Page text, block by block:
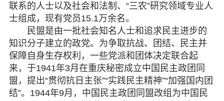
联系的人士以及社会和法制、“三农”研究领域专业人
士组成，现有党员15.1万余名。
民盟是由一批社会知名人士和追求民主进步的
知识分子建立的政党。为争取抗战、团结、民主并
保障自身生存权利，一些党派和团体决定联合起
来，于1941年3月在重庆秘密成立中国民主政团同
盟，提出“贯彻抗日主张”“实践民主精神”“加强国内团
结”。1944年9月，中国民主政团同盟改组为中国民